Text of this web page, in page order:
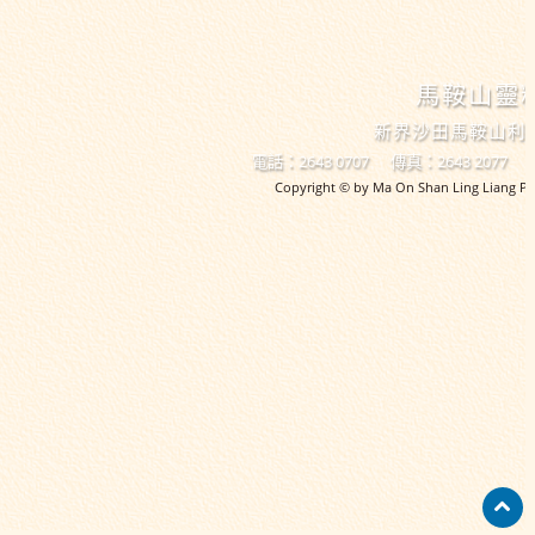
馬鞍山靈
新界沙田馬鞍山
電話：2643 0707 傳真：2643 2077
Copyright © by Ma On Shan Ling Liang